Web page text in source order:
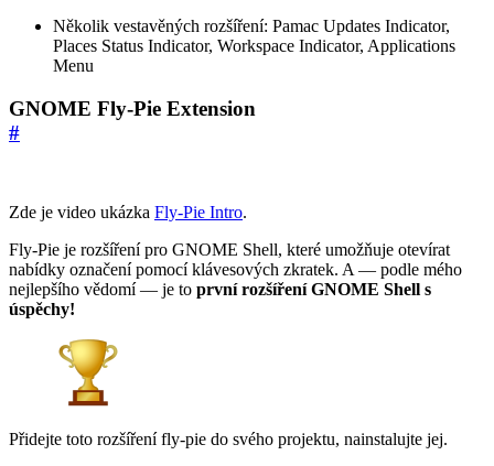
Několik vestavěných rozšíření: Pamac Updates Indicator,
Places Status Indicator, Workspace Indicator, Applications
Menu
GNOME Fly-Pie Extension
#
Zde je video ukázka Fly-Pie Intro.
Fly-Pie je rozšíření pro GNOME Shell, které umožňuje otevírat
nabídky označení pomocí klávesových zkratek. A — podle mého
nejlepšího vědomí — je to první rozšíření GNOME Shell s
úspěchy!
Přidejte toto rozšíření fly-pie do svého projektu, nainstalujte jej.